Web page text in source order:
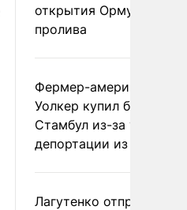
открытия Ормузского
пролива
Фермер-американец
Уолкер купил билет в
Стамбул из-за угрозы
депортации из России
Лагутенко отправился в